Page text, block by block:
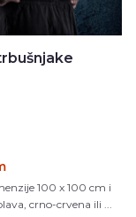
100 x 100 cm i
crno-crvena ili ...